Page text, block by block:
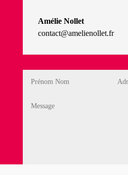
Amélie Nollet
contact@amelienollet.fr